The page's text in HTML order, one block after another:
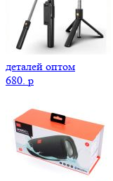
деталей оптом
680. p